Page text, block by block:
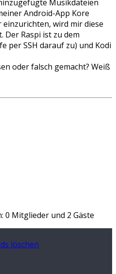
Musikdateien
Android-App Kore
einzurichten, wird mir diese
Raspi ist zu dem
per SSH darauf zu) und Kodi
oder falsch gemacht? Weiß
0 Mitglieder und 2 Gäste
löschen